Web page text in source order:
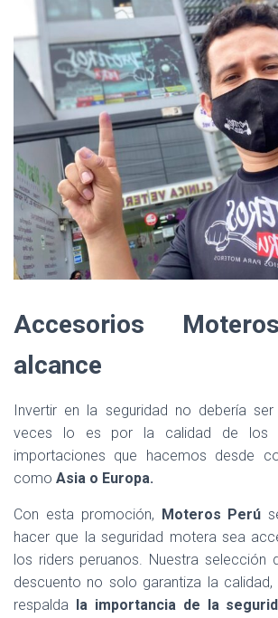
Accesorios
alcance
Invertir en la seguridad no debería
veces lo es por la calidad de los
importaciones que hacemos desde
como Asia o Europa.
Con esta promoción, Moteros Perú
hacer que la seguridad motera sea
los riders peruanos. Nuestra selección
descuento no solo garantiza la calidad,
respalda la importancia de la